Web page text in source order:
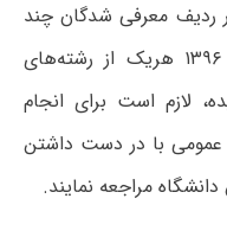
ردیف معرفی‏ شدگان چند
برابر ظرفیت کارشناسی ارشد سال ۱۳۹۶ هریک از رشته‌های
لازم است برای انجام
با در دست داشتن
مراجعه نمایند.